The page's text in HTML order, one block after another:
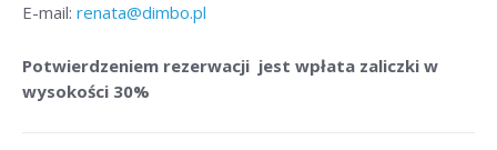
E-mail: renata@dimbo.pl
Potwierdzeniem rezerwacji jest wpłata zaliczki w
wysokości 30%